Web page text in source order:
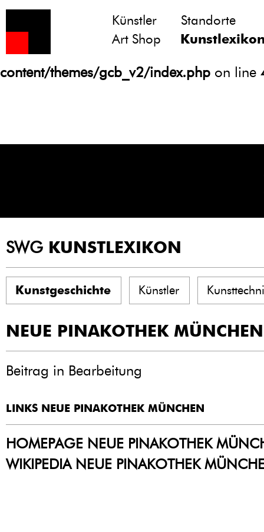
Notice
: Undefined variable: atts in
/homepages/21/d13550920/htdocs/
content/themes/gcb_v2/index.php on line
Künstler
Standorte
Art Shop
SWG KUNSTLEXIKON
Kunstgeschichte Künstler
NEUE PINAKOTHEK MÜNCHEN
Beitrag in Bearbeitung
LINKS NEUE PINAKOTHEK MÜNCHEN
HOMEPAGE NEUE PINAKOTHEK
WIKIPEDIA NEUE PINAKOTHEK